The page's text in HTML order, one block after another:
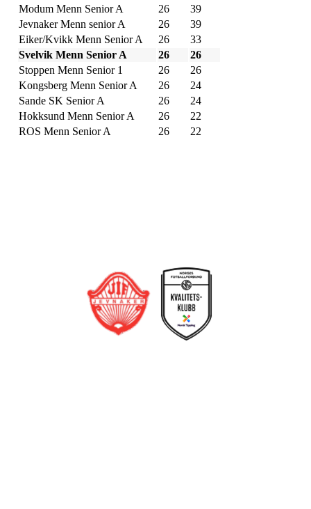
Modum Menn Senior A
26
39
Jevnaker Menn senior A
26
39
Eiker/Kvikk Menn Senior A
26
33
Svelvik Menn Senior A
26
26
Stoppen Menn Senior 1
26
26
Kongsberg Menn Senior A
26
24
Sande SK Senior A
26
24
Hokksund Menn Senior A
26
22
ROS Menn Senior A
26 22